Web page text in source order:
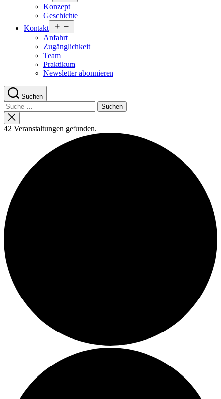
Konzept
Geschichte
Kontakt
öffnen
Anfahrt
Zugänglichkeit
Team
Praktikum
Newsletter abonnieren
Suchen
Suche
nach:
Suche
schließen
42 Veranstaltungen gefunden.